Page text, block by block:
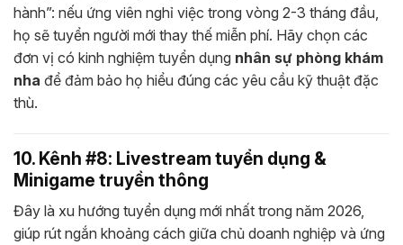
hành”: nếu ứng viên nghỉ việc trong vòng 2-3 tháng đầu,
họ sẽ tuyển người mới thay thế miễn phí. Hãy chọn các
đơn vị có kinh nghiệm tuyển dụng nhân sự phòng khám
nha để đảm bảo họ hiểu đúng các yêu cầu kỹ thuật đặc
thù.
10. Kênh #8: Livestream tuyển dụng &
Minigame truyền thông
Đây là xu hướng tuyển dụng mới nhất trong năm 2026,
giúp rút ngắn khoảng cách giữa chủ doanh nghiệp và ứng